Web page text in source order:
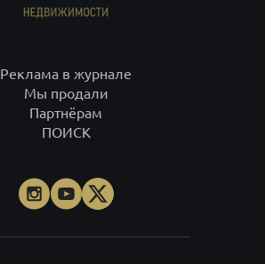
Реклама в журнале
Мы продали
Партнёрам
ПОИСК